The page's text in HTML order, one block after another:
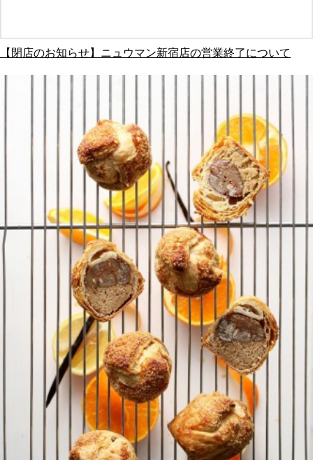
【閉店のお知らせ】ニュウマン新宿店の営業終了について